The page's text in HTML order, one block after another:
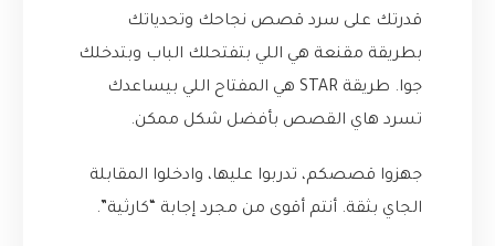
قدرتك على سرد قصص نجاحك وتحدياتك
بطريقة مقنعة هي اللي بتفتحلك الباب وبتدخلك
جوا. طريقة STAR هي المفتاح اللي بيساعدك
تسرد هاي القصص بأفضل شكل ممكن.
جهزوا قصصكم، تدربوا عليها، وادخلوا المقابلة
الجاي بثقة. أنتم أقوى من مجرد إجابة “كارثية”.